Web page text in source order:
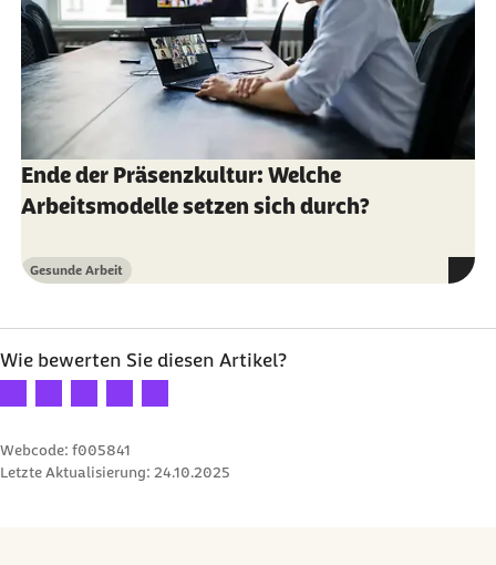
Ende der Präsenzkultur: Welche
Arbeitsmodelle setzen sich durch?
Kategorie
Gesunde Arbeit
Wie bewerten Sie diesen Artikel?
Ihre Bewertung: 1 Stern
Ihre Bewertung: 2 Sterne
Ihre Bewertung: 3 Sterne
Ihre Bewertung: 4 Sterne
Ihre Bewertung: 5 Sterne
Webcode: f005841
Letzte Aktualisierung: 24.10.2025